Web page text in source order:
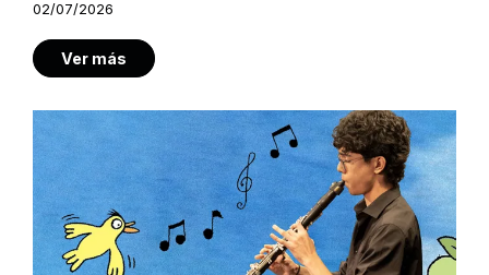
02/07/2026
Ver más